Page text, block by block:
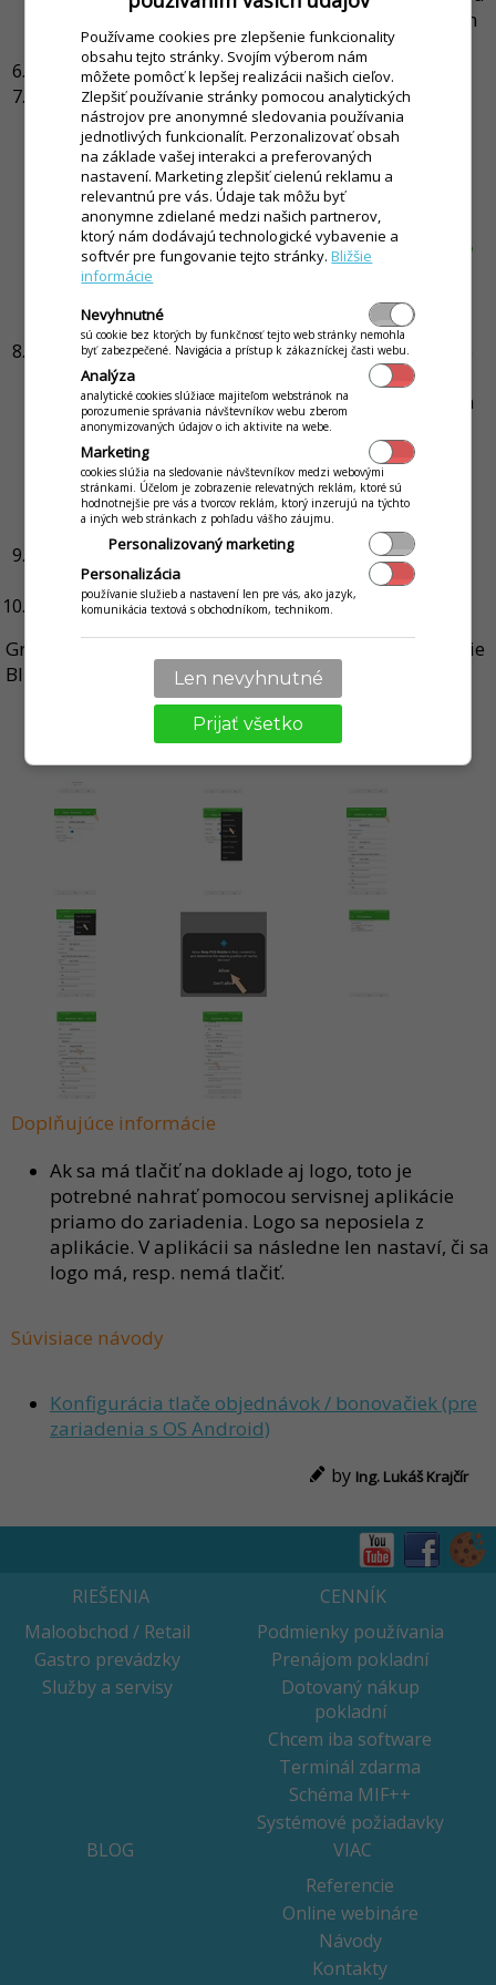
aplikácii POS Mobile s Blueetooth zariadením
kliknutím naAllow .
Vyberte zariadenie zo zoznamu.
Vyberte správny typ tlačiarne.
Typ tlačiarne- potrebné nastaviť tak, aby
nastavenie zodpovedalo pripojenému
zariadeniu.(Dôležitý údaj je o.i. šírka pásky.)
Konverzia textov- konverziu textov je potrebné
mať nastavenú tak, ako je nastavená na
tlačiarni.(Ako je to nastavené na zariadení zistíte
pomocou servisnej aplikácie k tlačiarni. V prípade,
že bude v tlačiarni iná konverzia, znaková sada,
nemusí sa správne tlačiť diakritika.)
VypnutieKontrolovať on-line stav. Toto nastavenie
by malo za dôsledok problémy s funkčnosťou
samotnej aplikácie POS Mobile. Stav zariadenia sa
na pozadí kontroluje na úrovni OS Android a
ovládača k danej tlačiarni, takže aplikácia aj
napriek vypnutej kontrole vie detekovať, či je
tlačiareň zapnutá, či jej nechýba papier a
upozorniť na to obsluhu.
Počet riadkov odriadkovania
podľa
testovacej tlače.
Kliknite na tlačidloHotovo.
Gratulujeme, práve ste zvládli pripojenie a nastavenie
Bluetooth tlačiarne v aplikácii iKelp POS Mobile.
Doplňujúce informácie
Ak sa má tlačiť na doklade aj logo, toto je
potrebné nahrať pomocou servisnej aplikácie
priamo do zariadenia. Logo sa neposiela z
aplikácie. V aplikácii sa následne len nastaví, či sa
logo má, resp. nemá tlačiť.
Súvisiace návody
Konfigurácia tlače objednávok / bonovačiek (pre
zariadenia s OS Android)
by Ing. Lukáš Krajčír
RIEŠENIA
Maloobchod / Retail
Gastro prevádzky
Služby a servisy
CENNÍK
Podmienky používania
Prenájom pokladní
Dotovaný nákup
pokladní
Chcem iba software
Terminál zdarma
Schéma MIF++
Systémové požiadavky
BLOG
VIAC
Referencie
Online webináre
Návody
Kontakty
Používame cookies pre zlepšenie funkcionality
obsahu tejto stránky. Svojím výberom nám
môžete pomôcť k lepšej realizácii našich cieľov.
Zlepšiť používanie stránky pomocou analytických
nástrojov pre anonymné sledovania používania
jednotlivých funkcionalít. Perzonalizovať obsah
na základe vašej interakci a preferovaných
nastavení. Marketing zlepšiť cielenú reklamu a
relevantnú pre vás. Údaje tak môžu byť
anonymne zdielané medzi našich partnerov,
ktorý nám dodávajú technologické vybavenie a
softvér pre fungovanie tejto stránky.Bližšie
informácie
Nevyhnutné
sú cookie bez ktorých by funkčnosť tejto web stránky nemohla
byť zabezpečené. Navigácia a prístup k zákazníckej časti webu.
Analýza
analytické cookies slúžiace majiteľom webstránok na
porozumenie správania návštevníkov webu zberom
anonymizovaných údajov o ich aktivite na webe.
Marketing
cookies slúžia na sledovanie návštevníkov medzi webovými
stránkami. Účelom je zobrazenie relevatných reklám, ktoré sú
hodnotnejšie pre vás a tvorcov reklám, ktorý inzerujú na týchto
a iných web stránkach z pohľadu vášho záujmu.
Personalizovaný marketing
Personalizácia
používanie služieb a nastavení len pre vás, ako jazyk,
komunikácia textová s obchodníkom, technikom.
Len nevyhnutné
Prijať všetko